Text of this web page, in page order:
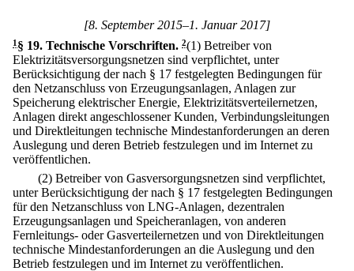
[8. September 2015–1. Januar 2017]
1§ 19. Technische Vorschriften. 2(1) Betreiber von
Elektrizitätsversorgungsnetzen sind verpflichtet, unter
Berücksichtigung der nach § 17 festgelegten Bedingungen für
den Netzanschluss von Erzeugungsanlagen, Anlagen zur
Speicherung elektrischer Energie, Elektrizitätsverteilernetzen,
Anlagen direkt angeschlossener Kunden, Verbindungsleitungen
und Direktleitungen technische Mindestanforderungen an deren
Auslegung und deren Betrieb festzulegen und im Internet zu
veröffentlichen.
(2) Betreiber von Gasversorgungsnetzen sind verpflichtet,
unter Berücksichtigung der nach § 17 festgelegten Bedingungen
für den Netzanschluss von LNG-Anlagen, dezentralen
Erzeugungsanlagen und Speicheranlagen, von anderen
Fernleitungs- oder Gasverteilernetzen und von Direktleitungen
technische Mindestanforderungen an die Auslegung und den
Betrieb festzulegen und im Internet zu veröffentlichen.